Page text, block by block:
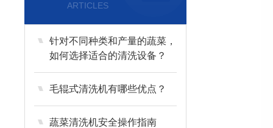
ARTICLES
针对不同种类和产量的蔬菜，
如何选择适合的清洗设备？
毛辊式清洗机有哪些优点？
蔬菜清洗机安全操作指南